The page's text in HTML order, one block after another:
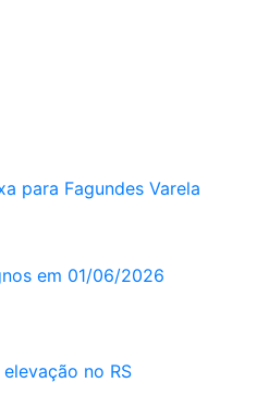
para Fagundes Varela
em 01/06/2026
no RS